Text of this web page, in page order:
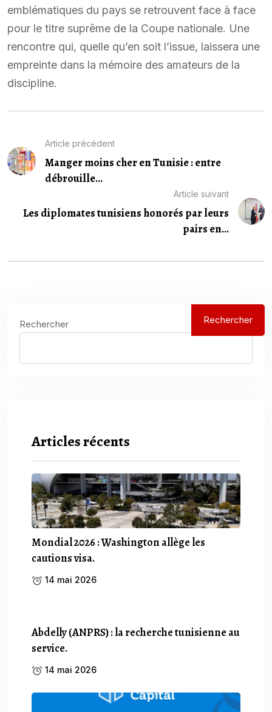
emblématiques du pays se retrouvent face à face
pour le titre suprême de la Coupe nationale. Une
rencontre qui, quelle qu’en soit l’issue, laissera une
empreinte dans la mémoire des amateurs de la
discipline.
Article précédent
Manger moins cher en Tunisie : entre
débrouille...
Article suivant
Les diplomates tunisiens honorés par leurs
pairs en...
Rechercher Rechercher
Articles récents
Mondial 2026 : Washington allège les
cautions visa.
14 mai 2026
Abdelly (ANPRS) : la recherche tunisienne au
service.
14 mai 2026